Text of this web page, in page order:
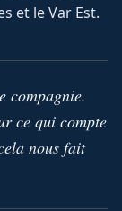
et le Var Est.
compagnie.
ce qui compte
nous fait